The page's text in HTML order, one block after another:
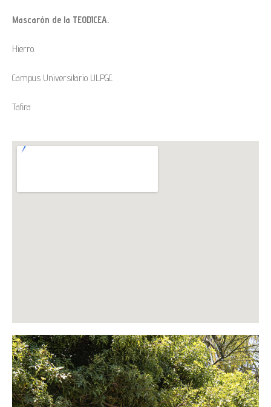
Mascarón de la TEODICEA.
Hierro.
Campus Universitario ULPGC
Tafira